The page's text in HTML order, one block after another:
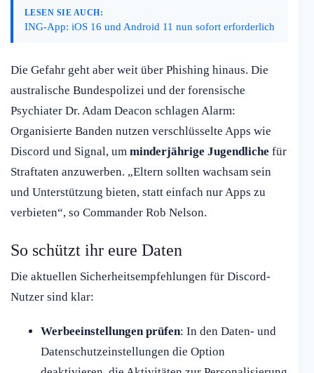
LESEN SIE AUCH:
ING-App: iOS 16 und Android 11 nun sofort erforderlich
Die Gefahr geht aber weit über Phishing hinaus. Die
australische Bundespolizei und der forensische
Psychiater Dr. Adam Deacon schlagen Alarm:
Organisierte Banden nutzen verschlüsselte Apps wie
Discord und Signal, um minderjährige Jugendliche für
Straftaten anzuwerben. „Eltern sollten wachsam sein
und Unterstützung bieten, statt einfach nur Apps zu
verbieten“, so Commander Rob Nelson.
So schützt ihr eure Daten
Die aktuellen Sicherheitsempfehlungen für Discord-
Nutzer sind klar:
Werbeeinstellungen prüfen: In den Daten- und
Datenschutzeinstellungen die Option